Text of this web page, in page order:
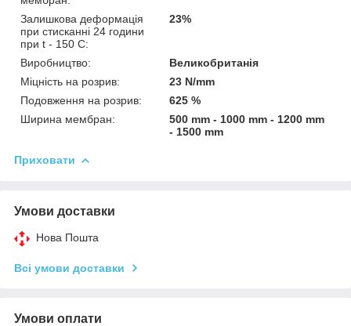
Залишкова деформація
при стисканні 24 години
при t - 150 C:
23%
Виробництво:
Великобританія
Міцність на розрив:
23 N/mm
Подовження на розрив:
625 %
Ширина мембран:
500 mm - 1000 mm - 1200 mm
- 1500 mm
Приховати
Умови доставки
Нова Пошта
Всі умови доставки
Умови оплати